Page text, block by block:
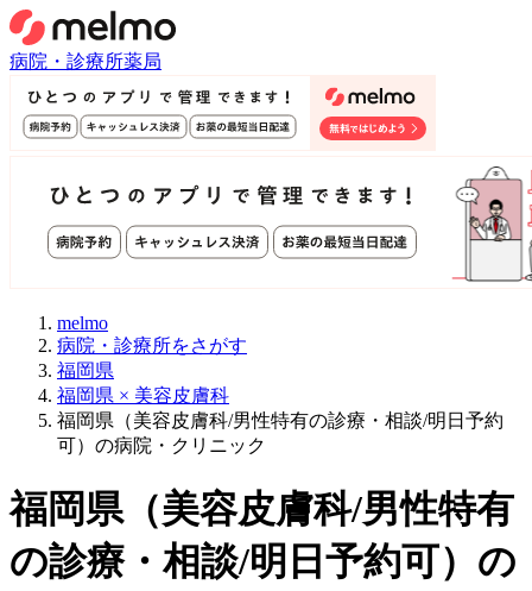
病院・診療所薬局
melmo
病院・診療所をさがす
福岡県
福岡県 × 美容皮膚科
福岡県（美容皮膚科/男性特有の診療・相談/明日予約
可）の病院・クリニック
福岡県（美容皮膚科/男性特有
の診療・相談/明日予約可） の